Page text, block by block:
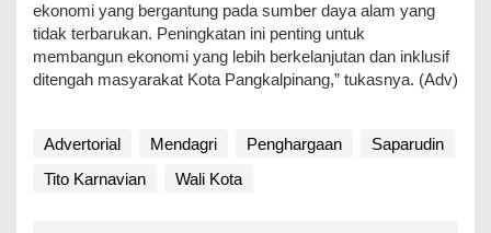
ekonomi yang bergantung pada sumber daya alam yang
tidak terbarukan. Peningkatan ini penting untuk
membangun ekonomi yang lebih berkelanjutan dan inklusif
ditengah masyarakat Kota Pangkalpinang,” tukasnya. (Adv)
Advertorial Mendagri Penghargaan
Saparudin
Tito Karnavian
Wali Kota